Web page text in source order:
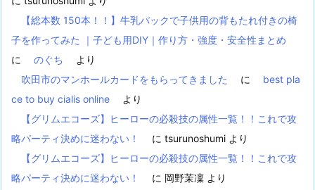
【総本数 150本！！】牛乳パックで子供用の背もたれ付きの椅
子を作ってみた ｜子ども用DIY｜作り方・強度・安全性まとめ
に
のぐち
より
吹田市のマンホールカードをもらってきました
に
best pla
ce to buy cialis online
より
【グリムエコーズ】ヒーローの必殺技の属性一覧！！これで攻
略パーティ決めに迷わない！
に tsurunoshumi より
【グリムエコーズ】ヒーローの必殺技の属性一覧！！これで攻
略パーティ決めに迷わない！
に 岡野茉凜 より